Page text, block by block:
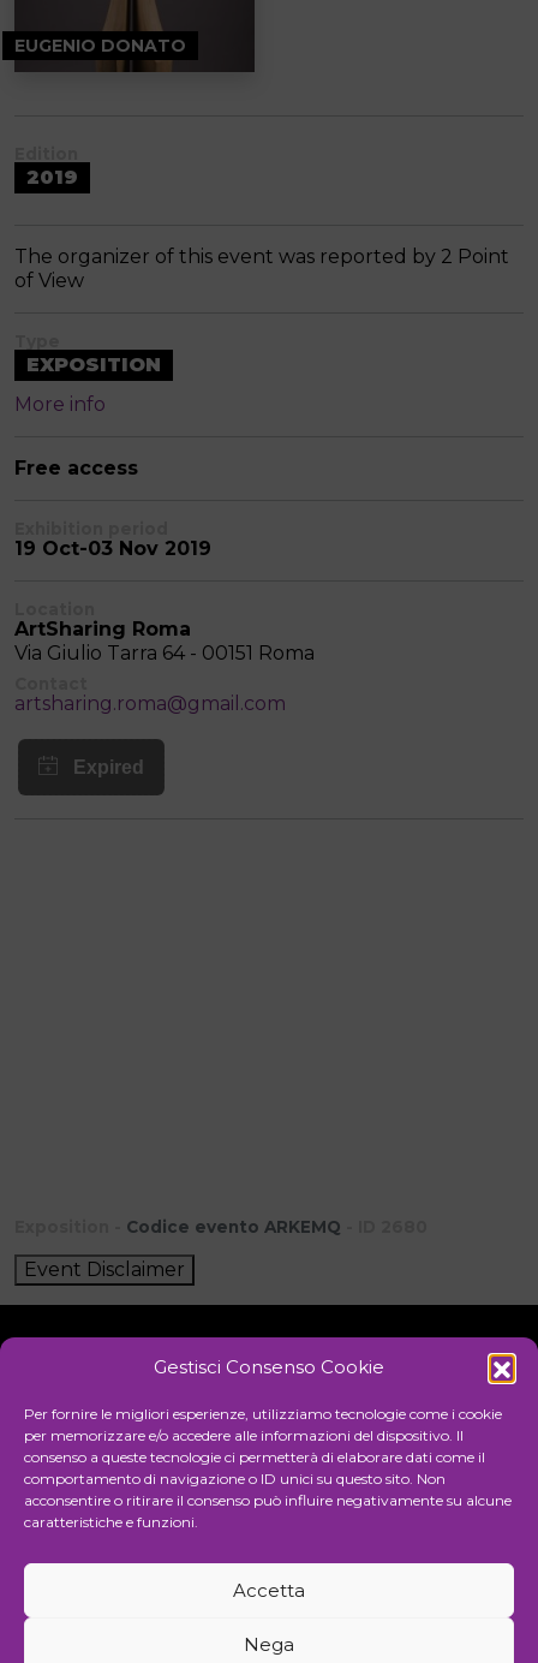
Gestisci Consenso Cookie
Per fornire le migliori esperienze, utilizziamo tecnologie come i cookie
per memorizzare e/o accedere alle informazioni del dispositivo. Il
consenso a queste tecnologie ci permetterà di elaborare dati come il
comportamento di navigazione o ID unici su questo sito. Non
acconsentire o ritirare il consenso può influire negativamente su alcune
caratteristiche e funzioni.
Accetta
Nega
EUGENIO DONATO
2019
The organizer of this event was reported by 2 Point
of View
EXPOSITION
More info
Free access
19 Oct-03 Nov 2019
ArtSharing Roma
Via Giulio Tarra 64 - 00151 Roma
artsharing.roma@gmail.com
Codice evento ARKEMQ
Event Disclaimer
Cultural association for the promotion of visual arts